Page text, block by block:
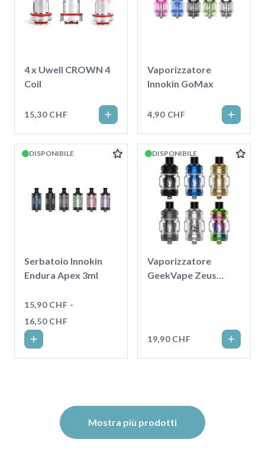
4 x Uwell CROWN 4
Coil
15,30 CHF
Vaporizzatore
Innokin GoMax
4,90 CHF
DISPONIBILE
Serbatoio Innokin
Endura Apex 3ml
15,90 CHF -
16,50 CHF
DISPONIBILE
Vaporizzatore
GeekVape Zeus
19,90 CHF
Mostra più prodotti